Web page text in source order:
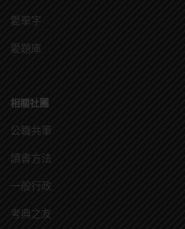
愛單字
愛題庫
相關社團
公職共筆
讀書方法
一般行政
考典之友